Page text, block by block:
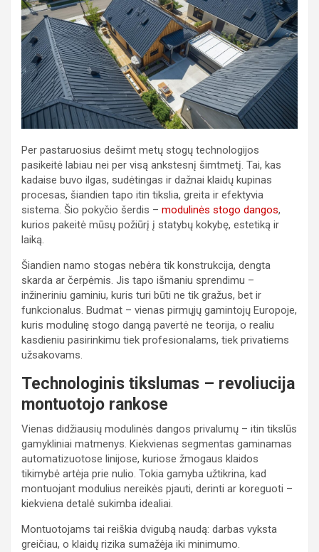
Per pastaruosius dešimt metų stogų technologijos
pasikeitė labiau nei per visą ankstesnį šimtmetį. Tai, kas
kadaise buvo ilgas, sudėtingas ir dažnai klaidų kupinas
procesas, šiandien tapo itin tikslia, greita ir efektyvia
sistema. Šio pokyčio šerdis – modulinės stogo dangos,
kurios pakeitė mūsų požiūrį į statybų kokybę, estetiką ir
laiką.
Šiandien namo stogas nebėra tik konstrukcija, dengta
skarda ar čerpėmis. Jis tapo išmaniu sprendimu –
inžineriniu gaminiu, kuris turi būti ne tik gražus, bet ir
funkcionalus. Budmat – vienas pirmųjų gamintojų Europoje,
kuris modulinę stogo dangą pavertė ne teorija, o realiu
kasdieniu pasirinkimu tiek profesionalams, tiek privatiems
užsakovams.
Technologinis tikslumas – revoliucija
montuotojo rankose
Vienas didžiausių modulinės dangos privalumų – itin tikslūs
gamykliniai matmenys. Kiekvienas segmentas gaminamas
automatizuotose linijose, kuriose žmogaus klaidos
tikimybė artėja prie nulio. Tokia gamyba užtikrina, kad
montuojant modulius nereikės pjauti, derinti ar koreguoti –
kiekviena detalė sukimba idealiai.
Montuotojams tai reiškia dvigubą naudą: darbas vyksta
greičiau, o klaidų rizika sumažėja iki minimumo.